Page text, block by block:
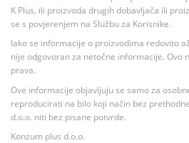
K Plus, ili proizvoda drugih dobavljača ili
se s povjerenjem na Službu za Korisnike.
Iako se informacije o proizvodima redovito
nije odgovoran za netočne informacije. Ovo
prava.
Ove informacije objavljuju se samo za
reproducirati na bilo koji način bez
d.o.o. niti bez pisane potvrde.
Konzum plus d.o.o.